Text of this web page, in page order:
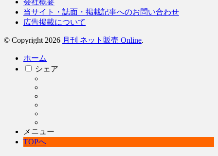
当サイト・誌面・掲載記事へのお問い合わせ
広告掲載について
© Copyright 2026 月刊 ネット販売 Online.
ホーム
シェア
メニュー
TOPへ